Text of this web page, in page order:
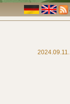
2024.09.11.